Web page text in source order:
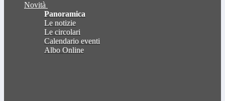
Novità
Panoramica
Le notizie
Le circolari
Calendario eventi
Albo Online